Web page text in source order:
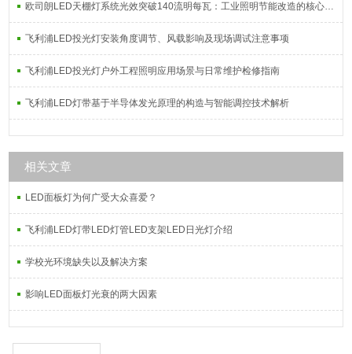
欧司朗LED天棚灯系统光效突破140流明每瓦：工业照明节能改造的核心指标解析
飞利浦LED投光灯安装角度调节、风载影响及现场调试注意事项
飞利浦LED投光灯户外工程照明应用场景与日常维护检修指南
飞利浦LED灯带基于半导体发光原理的构造与智能调控技术解析
相关文章
LED面板灯为何广受大众喜爱？
飞利浦LED灯带LED灯管LED支架LED日光灯介绍
学校光环境缺失以及解决方案
影响LED面板灯光衰的两大因素